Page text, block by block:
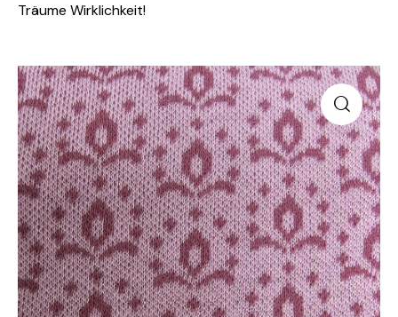
Träume Wirklichkeit!